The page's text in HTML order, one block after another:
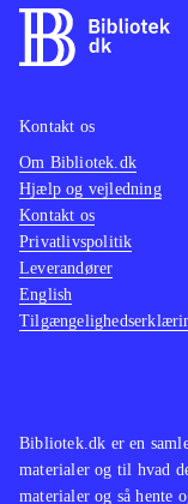
Bibliotek.dk er en
materialer og til hvad
materialer og så hente
Kontakt os
Om Bibliotek.dk
Hjælp og vejledning
Kontakt os
Privatlivspolitik
Leverandører
English